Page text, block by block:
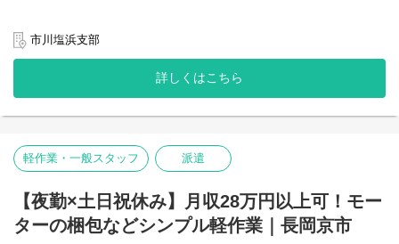
時給：1,950円～
15,600円/日 ×21日 = 327,600/月 +諸手当
＜＜＜月収32.7万円以上 実現可能です＞＞＞＞
〇業務内容
リーチ/カウンターフォークを使用し、家電リサイクルセンターに
て家電の仕分け作業をお願いします!
決して難しい作業はありません。フォークリフト作業が中心で
す。
20代～50代活躍中！心優しい先輩がご案内します！お気軽にご応
市川塩浜支部
詳しくはこちら
軽作業・一般スタッフ 派遣
【夜勤×土日祝休み】月収28万円以上可！モー
ターの梱包などシンプル軽作業｜長岡京市